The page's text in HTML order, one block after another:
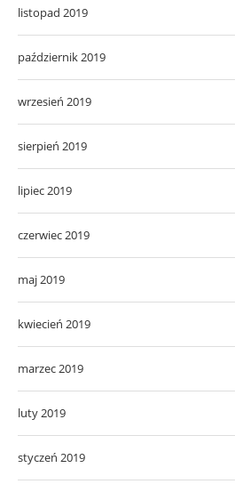
listopad 2019
październik 2019
wrzesień 2019
sierpień 2019
lipiec 2019
czerwiec 2019
maj 2019
kwiecień 2019
marzec 2019
luty 2019
styczeń 2019